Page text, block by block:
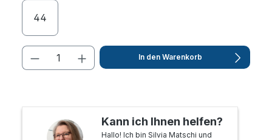
44
In den Warenkorb
Kann ich Ihnen helfen?
Hallo! Ich bin Silvia Matschi und